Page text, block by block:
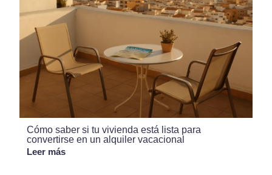
Cómo saber si tu vivienda está lista para
convertirse en un alquiler vacacional
Leer más